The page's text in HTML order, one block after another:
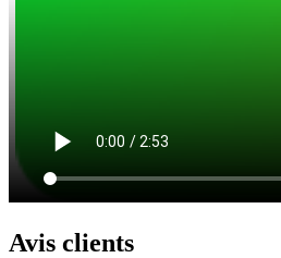
Avis clients